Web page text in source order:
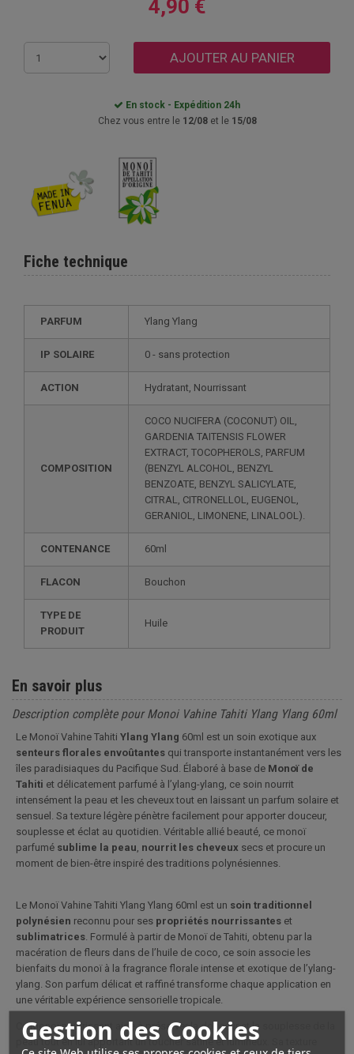
Gestion des Cookies
4,90 €
AJOUTER AU PANIER
En stock - Expédition 24h
Chez vous entre le 12/08et le 15/08
Fiche technique
PARFUM Ylang Ylang
IP SOLAIRE 0 - sans protection
ACTION Hydratant, Nourrissant
COMPOSITION
COCO NUCIFERA (COCONUT) OIL,
GARDENIA TAITENSIS FLOWER
EXTRACT, TOCOPHEROLS, PARFUM
(BENZYL ALCOHOL, BENZYL
BENZOATE, BENZYL SALICYLATE,
CITRAL, CITRONELLOL, EUGENOL,
GERANIOL, LIMONENE, LINALOOL).
CONTENANCE 60ml
FLACON Bouchon
TYPE DE
PRODUIT
Huile
En savoir plus
Description complète pour Monoi Vahine Tahiti Ylang Ylang 60ml
Le Monoï Vahine Tahiti Ylang Ylang 60ml est un soin exotique aux
senteurs florales envoûtantes qui transporte instantanément vers les
îles paradisiaques du Pacifique Sud. Élaboré à base de Monoï de
Tahiti et délicatement parfumé à l’ylang-ylang, ce soin nourrit
intensément la peau et les cheveux tout en laissant un parfum solaire et
sensuel. Sa texture légère pénètre facilement pour apporter douceur,
souplesse et éclat au quotidien. Véritable allié beauté, ce monoï
parfumé sublime la peau nourrit les cheveux secs et procure un
moment de bien-être inspiré des traditions polynésiennes.
Le Monoï Vahine Tahiti Ylang Ylang 60ml est un soin traditionnel
polynésien reconnu pour ses propriétés nourrissantes et
sublimatrices . Formulé à partir de Monoï de Tahiti, obtenu par la
macération de fleurs dans de l’huile de coco, ce soin associe les
bienfaits du monoï à la fragrance florale intense et exotique de l’ylang-
ylang. Son parfum délicat et raffiné transforme chaque application en
une véritable expérience sensorielle tropicale.
Ce monoï nourrissant aide à préserver la douceur et la souplesse de la
peau tout en lui apportant un toucher satiné et lumineux. Sa texture